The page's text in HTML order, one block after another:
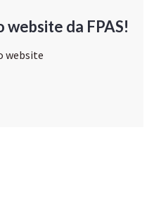
website da FPAS!
website